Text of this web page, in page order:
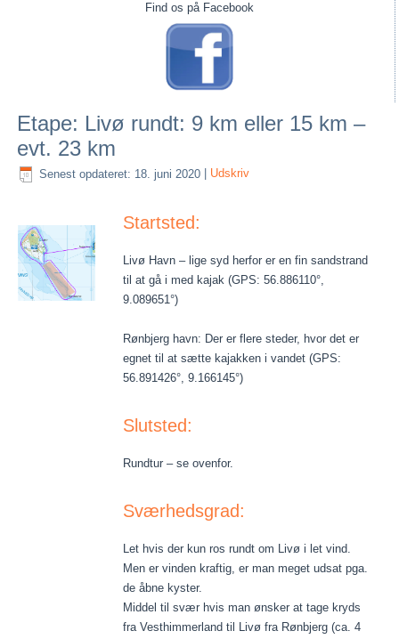
Find os på Facebook
Etape: Livø rundt: 9 km eller 15 km –
evt. 23 km
Senest opdateret: 18. juni 2020 Udskriv
Startsted:
Livø Havn – lige syd herfor er en fin sandstrand
til at gå i med kajak (GPS: 56.886110°,
9.089651°)
Rønbjerg havn: Der er flere steder, hvor det er
egnet til at sætte kajakken i vandet (GPS:
56.891426°, 9.166145°)
Slutsted:
Rundtur – se ovenfor.
Sværhedsgrad:
Let hvis der kun ros rundt om Livø i let vind.
Men er vinden kraftig, er man meget udsat pga.
de åbne kyster.
Middel til svær hvis man ønsker at tage kryds
fra Vesthimmerland til Livø fra Rønbjerg (ca. 4